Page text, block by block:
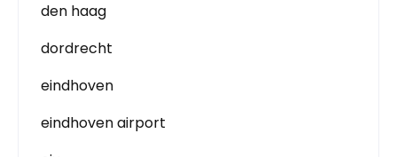
den haag
dordrecht
eindhoven
eindhoven airport